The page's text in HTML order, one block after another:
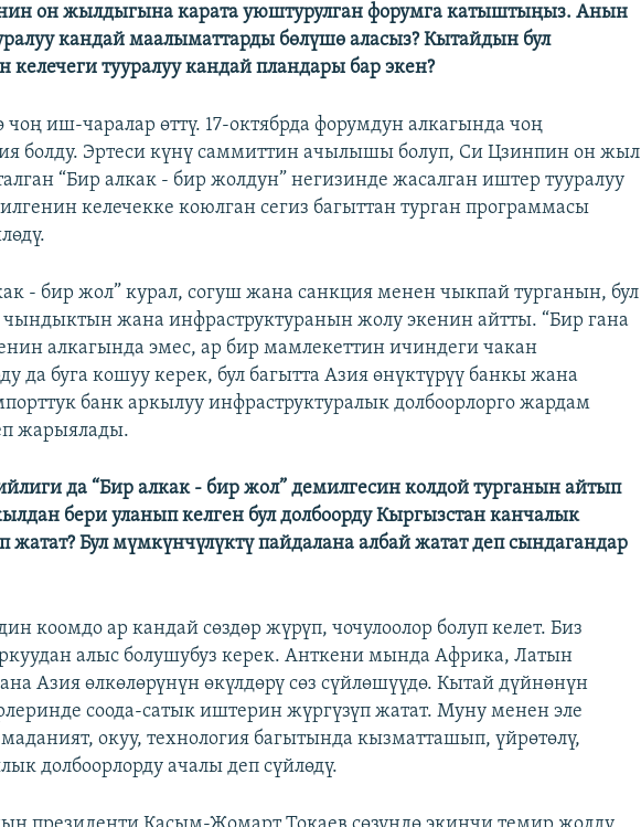
он жылдыгына карата уюштурулган форумга катыштыңыз. Анын
кандай маалыматтарды бөлүшө аласыз? Кытайдын бул
келечеги тууралуу кандай пландары бар экен?
чоң иш-чаралар өттү. 17-октябрда форумдун алкагында чоң
болду. Эртеси күнү саммиттин ачылышы болуп, Си Цзинпин он жыл
“Бир алкак - бир жолдун” негизинде жасалган иштер тууралуу
келечекке коюлган сегиз багыттан турган программасы
- бир жол” курал, согуш жана санкция менен чыкпай турганын, бул
чындыктын жана инфраструктуранын жолу экенин айтты. “Бир гана
алкагында эмес, ар бир мамлекеттин ичиндеги чакан
да буга кошуу керек, бул багытта Азия өнүктүрүү банкы жана
банк аркылуу инфраструктуралык долбоорлорго жардам
жарыялады.
да “Бир алкак - бир жол” демилгесин колдой турганын айтып
бери уланып келген бул долбоорду Кыргызстан канчалык
жатат? Бул мүмкүнчүлүктү пайдалана албай жатат деп сындагандар
коомдо ар кандай сөздөр жүрүп, чочулоолор болуп келет. Биз
алыс болушубуз керек. Анткени мында Африка, Латын
Азия өлкөлөрүнүн өкүлдөрү сөз сүйлөшүүдө. Кытай дүйнөнүн
соода-сатык иштерин жүргүзүп жатат. Муну менен эле
окуу, технология багытында кызматташып, үйрөтөлү,
долбоорлорду ачалы деп сүйлөдү.